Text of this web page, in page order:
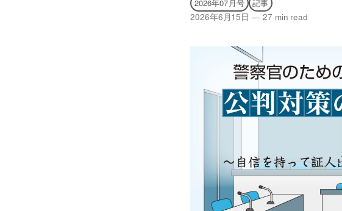
2026年07月号
記事
2026年6月15日 — 27 min read